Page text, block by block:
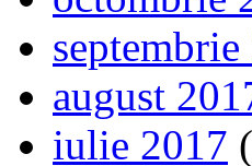
august
iulie 2017